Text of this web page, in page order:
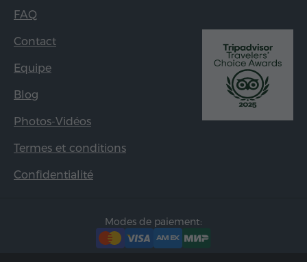
FAQ
Contact
Equipe
Blog
Photos-Vidéos
Termes et conditions
Confidentialité
Modes de paiement: